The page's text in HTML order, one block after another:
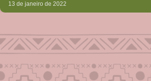
13 de janeiro de 2022